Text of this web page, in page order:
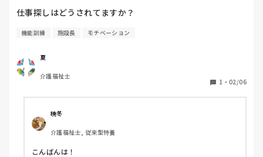
機能訓練 施設長 モチベーション
夏
介護福祉士
1 ・ 02/06
暁冬
介護福祉士, 従来型特養
こんばんは！